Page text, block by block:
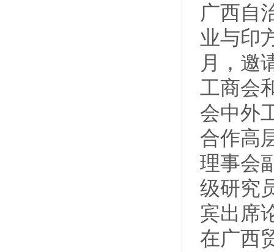
广西自
业与印
月，邀
工商会
会中外
合作高
理事会
级研究
宾出席
在广西